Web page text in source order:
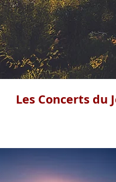
Les Concerts du